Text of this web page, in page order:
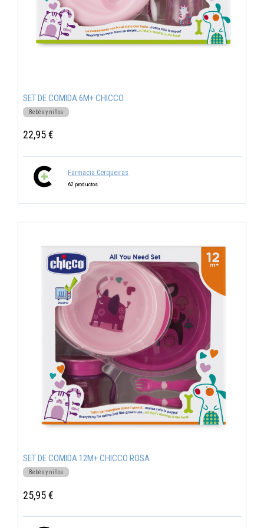
SET DE COMIDA 6M+ CHICCO
Bebés y niños
22,95 €
Farmacia Cerqueiras
62 productos
SET DE COMIDA 12M+ CHICCO ROSA
Bebés y niños
25,95 €